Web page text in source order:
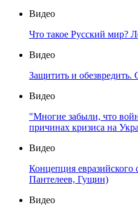
Видео
Что такое Русский мир?
Видео
Защитить и
Видео
"Многие забыли, что
причинах кризиса на
Видео
Концепция евразийского
Пантелеев, Гущин)
Видео